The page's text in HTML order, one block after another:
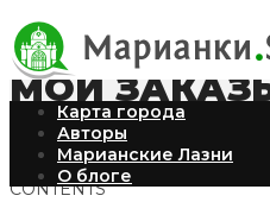
Карта города
Авторы
Марианские Лазни
О блоге
МОИ
CONTENTS